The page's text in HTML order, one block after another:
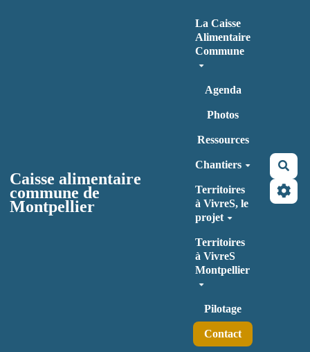
Caisse alimentaire
commune de
Montpellier
La Caisse
Alimentaire
Commune
Agenda
Photos
Ressources
Chantiers
Territoires
à VivreS, le
projet
Territoires
à VivreS
Montpellier
Pilotage
Contact